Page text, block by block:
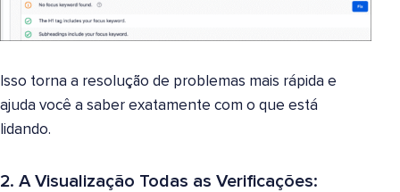
Isso torna a resolução de problemas mais rápida e
ajuda você a saber exatamente com o que está
lidando.
2. A Visualização Todas as Verificações: